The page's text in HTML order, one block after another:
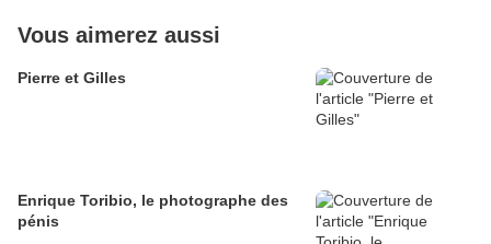
Vous aimerez aussi
Pierre et Gilles
Enrique Toribio, le photographe des
pénis